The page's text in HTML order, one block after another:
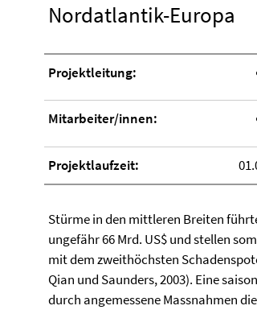
Nordatlantik-Europa
Projektleitung:
Mitarbeiter/innen:
Projektlaufzeit:
Stürme in den mittleren Breiten
ungefähr 66 Mrd. US$ und stellen
mit dem zweithöchsten
Qian und Saunders, 2003). Eine
durch angemessene Massnahmen